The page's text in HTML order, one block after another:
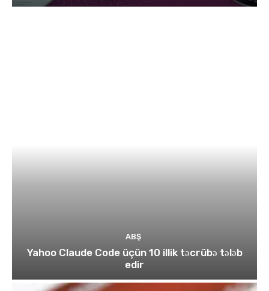
ABŞ
Yahoo Claude Code üçün 10 illik təcrübə tələb
edir